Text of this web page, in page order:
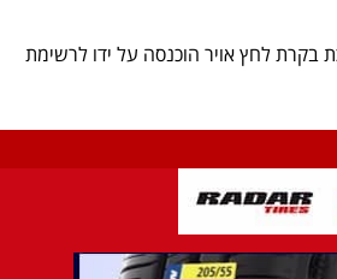
הישראלי את התקן האירופי. ומערכת בקרת לחץ אויר הוכנסה על ידו לרשימת